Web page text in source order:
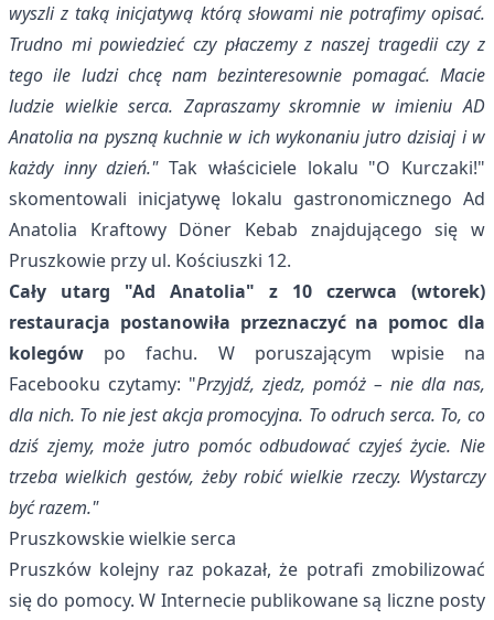
wyszli z taką inicjatywą którą słowami nie potrafimy opisać.
Trudno mi powiedzieć czy płaczemy z naszej tragedii czy z
tego ile ludzi chcę nam bezinteresownie pomagać. Macie
ludzie wielkie serca. Zapraszamy skromnie w imieniu AD
Anatolia na pyszną kuchnie w ich wykonaniu jutro dzisiaj i w
każdy inny dzień."Tak właściciele lokalu "O Kurczaki!"
skomentowali inicjatywę lokalu gastronomicznego Ad
Anatolia Kraftowy Döner Kebab znajdującego się w
Pruszkowie przy ul. Kościuszki 12.
Cały utarg "Ad Anatolia" z 10 czerwca (wtorek)
restauracja postanowiła przeznaczyć na pomoc dla
kolegów po fachu. W poruszającym wpisie na
Facebooku czytamy: "Przyjdź, zjedz, pomóż – nie dla nas,
dla nich. To nie jest akcja promocyjna. To odruch serca. To, co
dziś zjemy, może jutro pomóc odbudować czyjeś życie. Nie
trzeba wielkich gestów, żeby robić wielkie rzeczy. Wystarczy
być razem."
Pruszkowskie wielkie serca
Pruszków kolejny raz pokazał, że potrafi zmobilizować
się do pomocy. W Internecie publikowane są liczne posty